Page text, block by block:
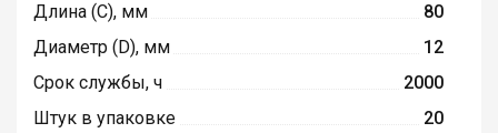
Длина (C), мм
80
Диаметр (D), мм
12
Срок службы, ч
2000
Штук в упаковке
20